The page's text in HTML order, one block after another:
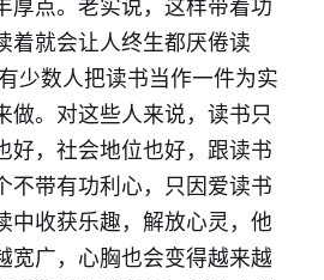
厚点。老实说，这样带着功
着就会让人终生都厌倦读
少数人把读书当作一件为实
做。对这些人来说，读书只
好，社会地位也好，跟读书
不带有功利心，只因爱读书
中收获乐趣，解放心灵，他
宽广，心胸也会变得越来越